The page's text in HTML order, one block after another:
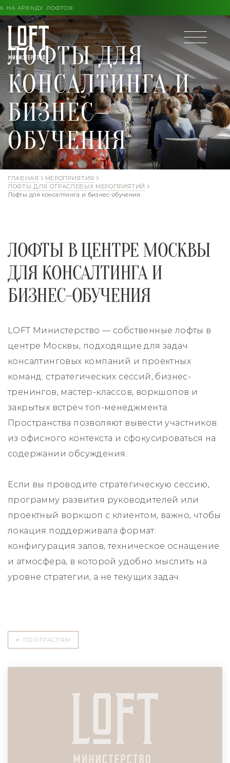
ЛЕТА ВЫГОДА ДО 30% НА АРЕНДУ ЛОФТОВ
ЛОФТЫ ДЛЯ
КОНСАЛТИНГА И
БИЗНЕС-
ОБУЧЕНИЯ
ГЛАВНАЯ
МЕРОПРИЯТИЯ
ЛОФТЫ ДЛЯ ОТРАСЛЕВЫХ МЕРОПРИЯТИЙ
Лофты для консалтинга и бизнес-обучения
ЛОФТЫ В ЦЕНТРЕ МОСКВЫ
ДЛЯ КОНСАЛТИНГА И
БИЗНЕС-ОБУЧЕНИЯ
LOFT Министерство — собственные лофты в
центре Москвы, подходящие для задач
консалтинговых компаний и проектных
команд: стратегических сессий, бизнес-
тренингов, мастер-классов, воркшопов и
закрытых встреч топ-менеджмента.
Пространства позволяют вывести участников
из офисного контекста и сфокусироваться на
содержании обсуждения.
Если вы проводите стратегическую сессию,
программу развития руководителей или
проектный воркшоп с клиентом, важно, чтобы
локация поддерживала формат:
конфигурация залов, техническое оснащение
и атмосфера, в которой удобно мыслить на
уровне стратегии, а не текущих задач.
← ПО ОТРАСЛЯМ